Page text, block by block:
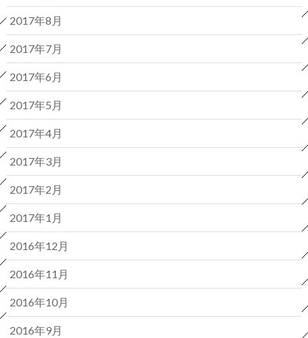
2017年8月
2017年7月
2017年6月
2017年5月
2017年4月
2017年3月
2017年2月
2017年1月
2016年12月
2016年11月
2016年10月
2016年9月